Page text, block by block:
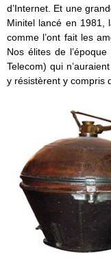
d’Internet. Et une
Minitel lancé en 1981,
comme l’ont fait les
Nos élites de
Telecom) qui
y résistèrent y compris